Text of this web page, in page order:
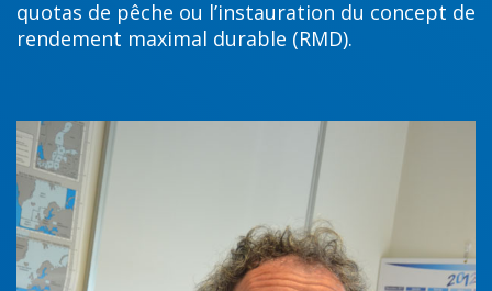
quotas de pêche ou l’instauration du concept de
rendement maximal durable (RMD).